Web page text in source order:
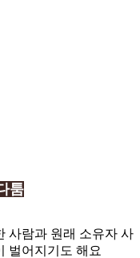
툼
사람과 원래 소유자 사
벌어지기도 해요